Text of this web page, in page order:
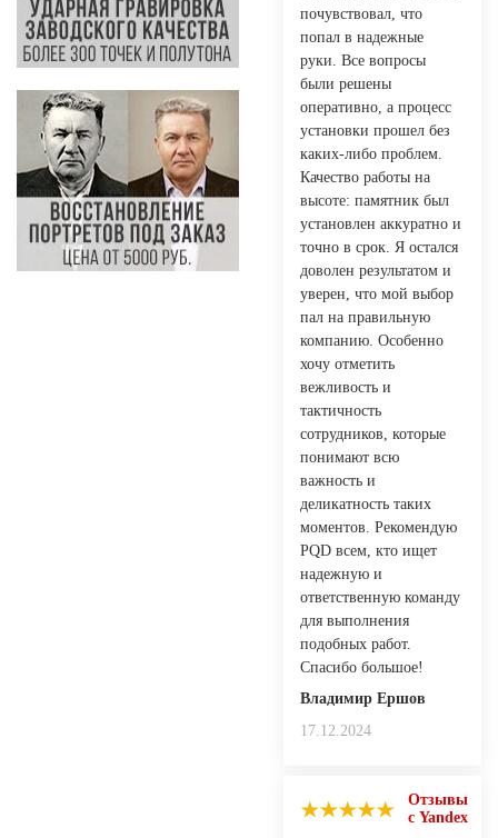
почувствовал, что
попал в надежные
руки. Все вопросы
были решены
оперативно, а процесс
установки прошел без
каких-либо проблем.
Качество работы на
высоте: памятник был
установлен аккуратно и
точно в срок. Я остался
доволен результатом и
уверен, что мой выбор
пал на правильную
компанию. Особенно
хочу отметить
вежливость и
тактичность
сотрудников, которые
понимают всю
важность и
деликатность таких
моментов. Рекомендую
PQD всем, кто ищет
надежную и
ответственную команду
для выполнения
подобных работ.
Спасибо большое!
Владимир Ершов
17.12.2024
Отзывы
с Yandex